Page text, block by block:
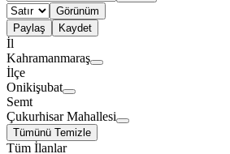
Görünüm
Paylaş
Kaydet
İl
Kahramanmaraş
İlçe
Onikişubat
Semt
Çukurhisar Mahallesi
Tümünü Temizle
Tüm İlanlar